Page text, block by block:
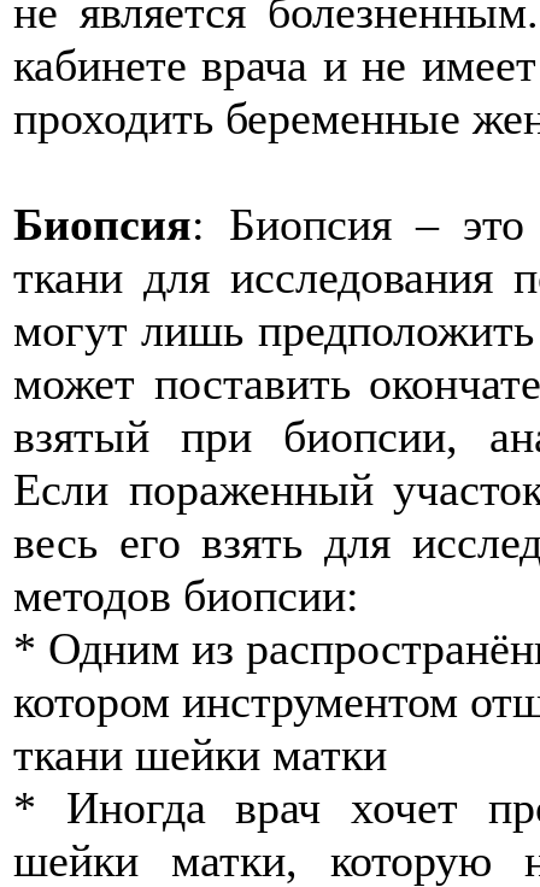
не является
кабинете врача и не
проходить беременные
Биопсия: Биопсия – это
ткани для исследования
могут лишь
может поставить
взятый при биопсии,
Если пораженный
весь его взять для
методов биопсии:
* Одним из
котором инструментом
ткани шейки матки
* Иногда врач хочет
шейки матки, которую